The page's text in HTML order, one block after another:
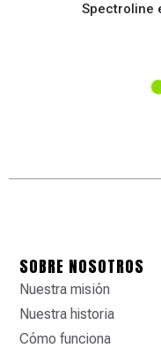
Spectroline
SOBRE NOSOTROS
Nuestra misión
Nuestra historia
Cómo funciona